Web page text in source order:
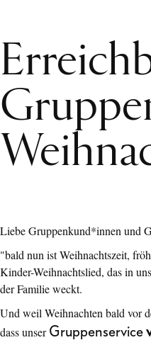
Liebe Gruppenkund*innen und
"bald nun ist Weihnachtszeit,
Kinder-Weihnachtslied, das in
der Familie weckt.
Und weil Weihnachten bald vor
dass unserGruppenservice